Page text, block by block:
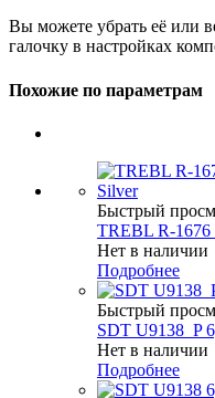
Вы можете убрать её или
галочку в настройках
Похожие по параметрам
Быстрый
TREBL R-
Нет в наличии
Подробнее
Быстрый
SDT U9138_P
Нет в наличии
Подробнее